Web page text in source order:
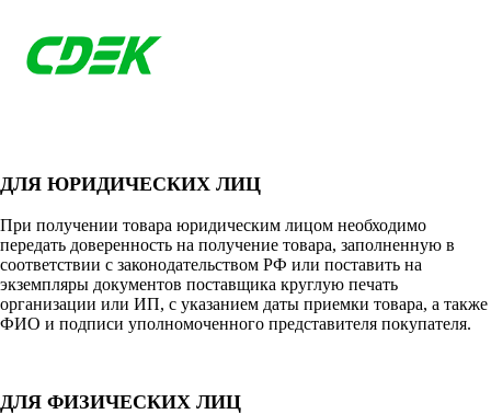
ДЛЯ ЮРИДИЧЕСКИХ ЛИЦ
При получении товара юридическим лицом необходимо
передать доверенность на получение товара, заполненную в
соответствии с законодательством РФ или поставить на
экземпляры документов поставщика круглую печать
организации или ИП, с указанием даты приемки товара, а также
ФИО и подписи уполномоченного представителя покупателя.
ДЛЯ ФИЗИЧЕСКИХ ЛИЦ